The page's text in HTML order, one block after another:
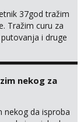
37god tražim
Tražim curu za
i druge
i atraktivna
nekog za
nekog da isproba